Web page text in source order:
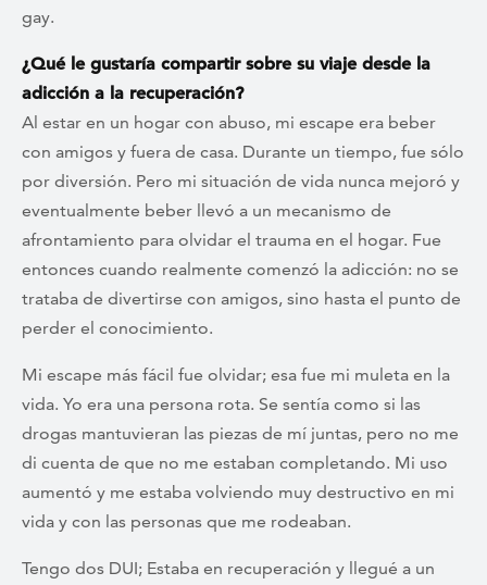
gay.
¿Qué le gustaría compartir sobre su viaje desde la
adicción a la recuperación?
Al estar en un hogar con abuso, mi escape era beber
con amigos y fuera de casa. Durante un tiempo, fue sólo
por diversión. Pero mi situación de vida nunca mejoró y
eventualmente beber llevó a un mecanismo de
afrontamiento para olvidar el trauma en el hogar. Fue
entonces cuando realmente comenzó la adicción: no se
trataba de divertirse con amigos, sino hasta el punto de
perder el conocimiento.
Mi escape más fácil fue olvidar; esa fue mi muleta en la
vida. Yo era una persona rota. Se sentía como si las
drogas mantuvieran las piezas de mí juntas, pero no me
di cuenta de que no me estaban completando. Mi uso
aumentó y me estaba volviendo muy destructivo en mi
vida y con las personas que me rodeaban.
Tengo dos DUI; Estaba en recuperación y llegué a un